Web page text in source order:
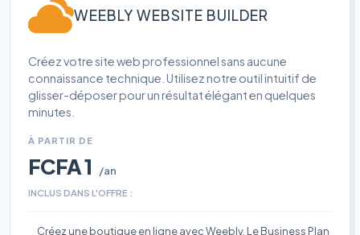
WEEBLY WEBSITE BUILDER
Créez votre site web professionnel sans aucune
connaissance technique. Utilisez notre outil intuitif de
glisser-déposer pour un résultat élégant en quelques
minutes.
À PARTIR DE
FCFA 1 /an
INCLUS DANS L'OFFRE :
Créez une boutique en ligne avec Weebly. Le Business Plan